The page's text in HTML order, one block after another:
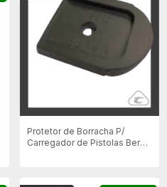
Protetor de Borracha P/
Carregador de Pistolas Bersa